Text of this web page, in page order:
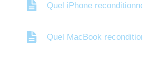
Quel iPhone
Quel MacBook